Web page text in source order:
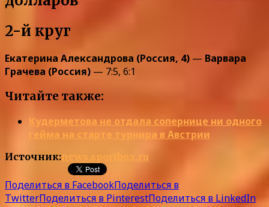
2-й круг
Екатерина Александрова (Россия, 4) — Варвара
Грачева (Россия) — 7:5, 6:1
Читайте также:
Кудерметова не отдала сопернице ни одного
гейма на старте турнира в Австрии
Источник:news.sportbox.ru
Поделиться в FacebookПоделиться в
TwitterПоделиться в PinterestПоделиться в LinkedIn